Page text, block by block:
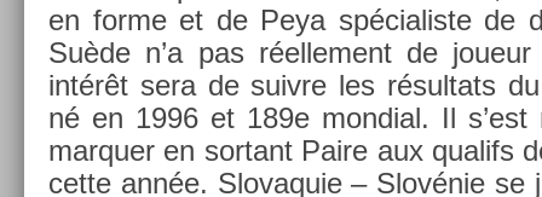
en forme et de Peya spécialis­te de
Suède n’a pas réel­le­ment de
intérêt sera de suiv­re les résul­tats
né en 1996 et 189e mon­di­al. Il
mar­qu­er en sor­tant Paire aux qualifs
cette année. Slovaquie – Slovénie se